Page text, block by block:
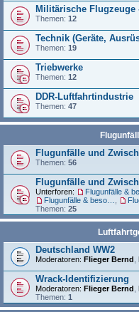
Militärische Flugzeuge
Themen: 12
Technik (Geräte,
Themen: 19
Triebwerke
Themen: 12
DDR-Luftfahrtindustrie
Themen: 47
Flugunfälle und
Themen: 56
Flugunfälle und
Unterforen:
Themen: 25
Deutschland WW2
Moderatoren: Flieger Bernd
Wrack-Identifizierung
Moderatoren: Flieger Bernd
Themen: 1